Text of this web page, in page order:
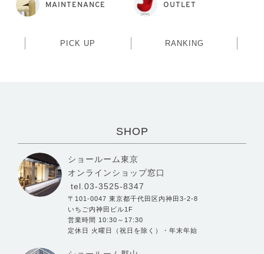
MAINTENANCE OUTLET
PICK UP RANKING
SHOP
ショールーム東京
オンラインショップ窓口
tel.03-3525-8347
〒101-0047 東京都千代田区内神田3-2-8
いちご内神田ビル1F
営業時間 10:30～17:30
定休日 火曜日（祝日を除く）・年末年始